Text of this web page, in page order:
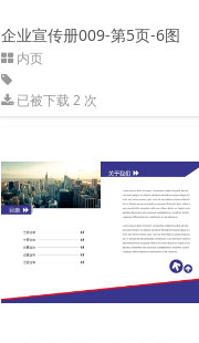
企业宣传册009-第5页-6图
内页
已被下载 2 次